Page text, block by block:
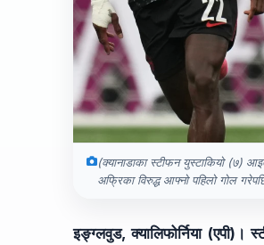
(क्यानाडाका स्टीफन युस्टाकियो (७)
अफ्रिका विरुद्ध आफ्नो पहिलो गोल
इङ्ग्लवुड, क्यालिफोर्निया (एपी)।